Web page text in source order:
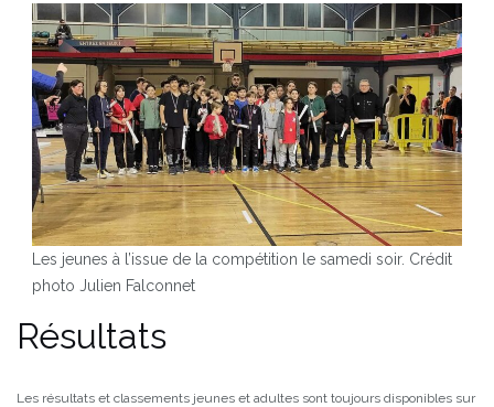
Les jeunes à l’issue de la compétition le samedi soir. Crédit
photo Julien Falconnet
Résultats
Les résultats et classements jeunes et adultes sont toujours disponibles sur